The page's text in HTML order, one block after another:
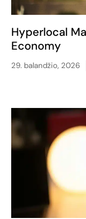
Hyperlocal
Economy
29. balandžio, 2026